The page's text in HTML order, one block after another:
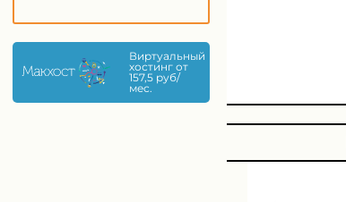
Виртуальный
хостинг от
157,5 руб/
мес.